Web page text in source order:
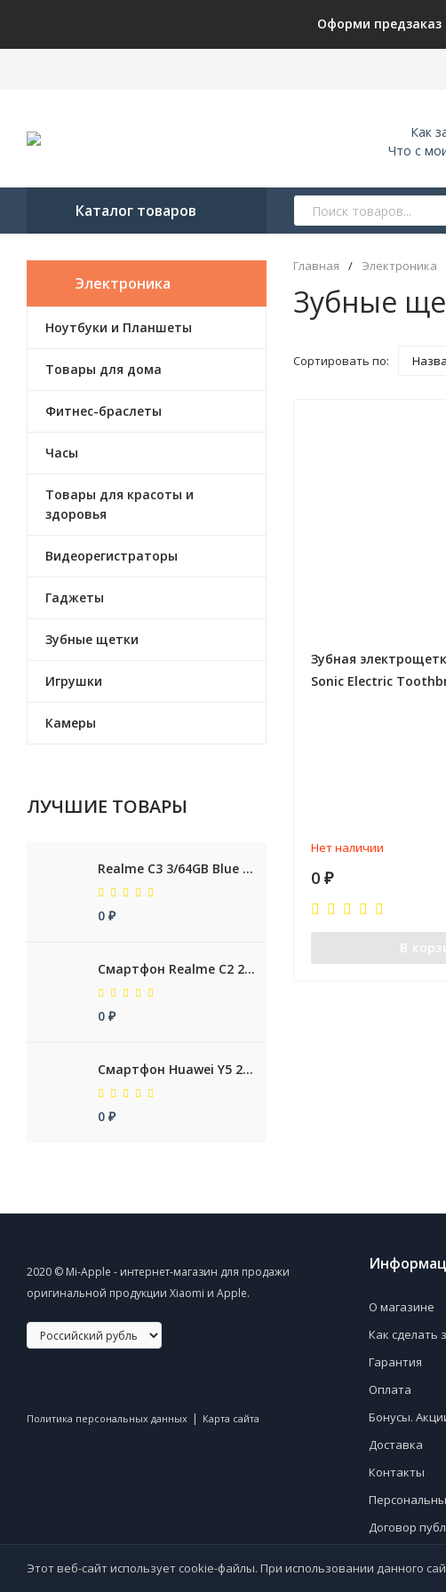
Оформи предзаказ
Как
Что с
Каталог товаров
Электроника
Ноутбуки и Планшеты
Товары для дома
Фитнес-браслеты
Часы
Товары для красоты и
здоровья
Видеорегистраторы
Гаджеты
Зубные щетки
Игрушки
Камеры
ЛУЧШИЕ ТОВАРЫ
Realme C3 3/64GB Blue RUS
0 ₽
Смартфон Realme C2 2/32GB Blue RUS
0 ₽
Смартфон Huawei Y5 2019 2/32GB Sapphire Blue RUS
0 ₽
Главная / Электроника
Зубные
Сортировать по:
Зубная
Sonic Electric
Нет наличии
0 ₽
В
2020 © Mi-Apple - интернет-магазин для продажи
оригинальной продукции Xiaomi и Apple.
Политика персональных данных | Карта сайта
О магазине
Как сделать
Гарантия
Оплата
Бонусы.
Доставка
Контакты​
Договор
Этот веб-сайт использует cookie-файлы. При использовании данного